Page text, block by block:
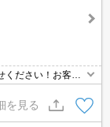
ださい！お客様
！お引越しのプロ
を見る